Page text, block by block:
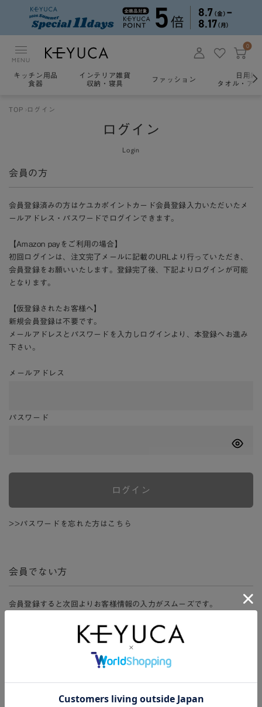
MENU
0
キッチン用品
食器
インテリア雑貨
収納・寝具
ファッション
日用雑
タオル・ア
TOP ログイン
ログイン
Login
会員の方
会員登録済みの方はケユカポイントカード会員登録入力いただいたメ
ールアドレス・パスワードでログインできます。
【Amazon payをご利用の場合】
初回ログインは、注文完了メールに記載のURLより行っていただき、
会員登録をお願いいたします。登録完了後、下記よりログインが可能
となります。
【仮登録されたお客様へ】
新規会員登録は不要です。
メールアドレスとパスワードを入力しログインより、本登録へお進み
下さい。
メールアドレス
パスワード
ログイン
>>パスワードを忘れた方はこちら
会員でない方
会員登録すると次回よりお客様情報の入力がスムーズです。
ージ、購入履歴をご利用いただけます。